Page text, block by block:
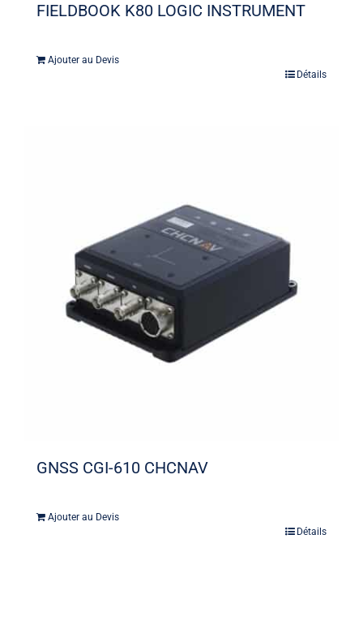
FIELDBOOK K80 LOGIC INSTRUMENT
Ajouter au Devis
Détails
GNSS CGI-610 CHCNAV
Ajouter au Devis
Détails